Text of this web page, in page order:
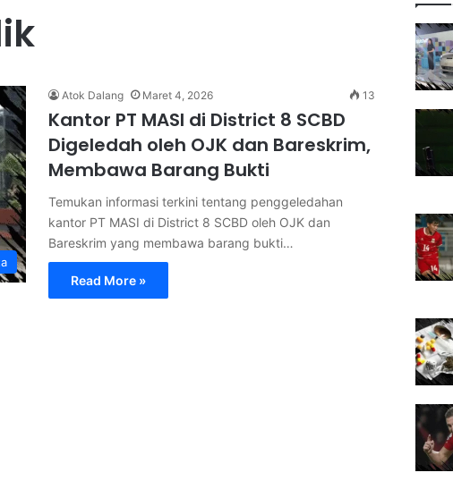
Atok Dalang Maret 4, 2026 13
Kantor PT MASI di District 8 SCBD
Digeledah oleh OJK dan Bareskrim,
Membawa Barang Bukti
Temukan informasi terkini tentang penggeledahan
kantor PT MASI di District 8 SCBD oleh OJK dan
Bareskrim yang membawa barang bukti…
Read More »